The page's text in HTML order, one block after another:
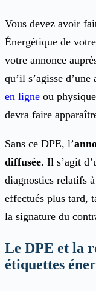
Vous devez avoir
Énergétique de
votre annonce
qu’il s’agisse
en ligne ou
devra faire
Sans ce DPE, l’
diffusée. Il s’agit
diagnostics relatifs
effectués plus tard,
la signature du
Le DPE et la
étiquettes